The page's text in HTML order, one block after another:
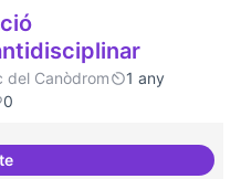
del Canòdrom
1 any
0
de col·laboració